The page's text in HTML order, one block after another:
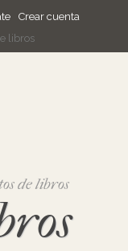
Crear cuenta
libros
de libros